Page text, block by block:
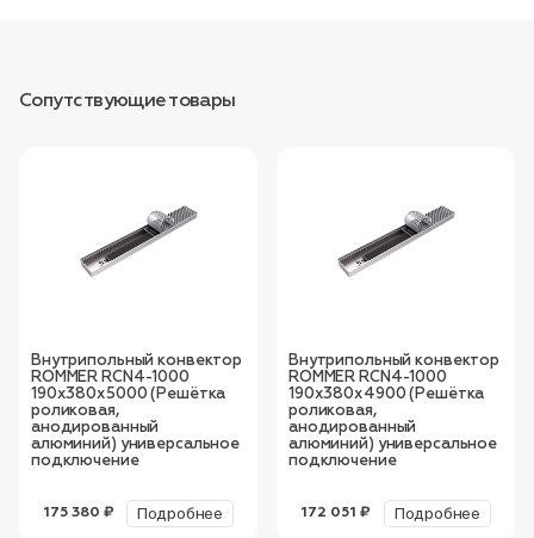
Сопутствующие товары
Внутрипольный конвектор
ROMMER RCN4-1000
190х380х5000 (Решётка
роликовая,
анодированный
алюминий) универсальное
подключение
175 380 ₽ Подробнее
Внутрипольный конвектор
ROMMER RCN4-1000
190х380х4900 (Решётка
роликовая,
анодированный
алюминий) универсальное
подключение
172 051 ₽ Подробнее